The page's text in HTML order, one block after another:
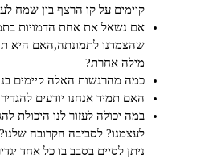
קיימים על קו הרצף בין שמח לעצוב? בין
אם נשאל את אחת הדמויות בתמונות מה
שהצמדנו לתמונתה,האם היא תסכים עם
מילה אחרת?
כמה מהרגשות האלה קיימים בנו? רובם?
האם תמיד אנחנו יודעים להגדיר לעצמנו מה
במה יכולה לעזור לנו היכולת להגדיר מה
לעצמנו? לסביבה הקרובה שלנו?
ניתן לסיים בסבב בו כל אחד יגדיר במילה